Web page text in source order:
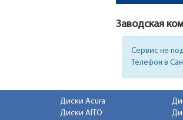
Заводская
Сервис не
Телефон в
Диски Acura
Диски AITO